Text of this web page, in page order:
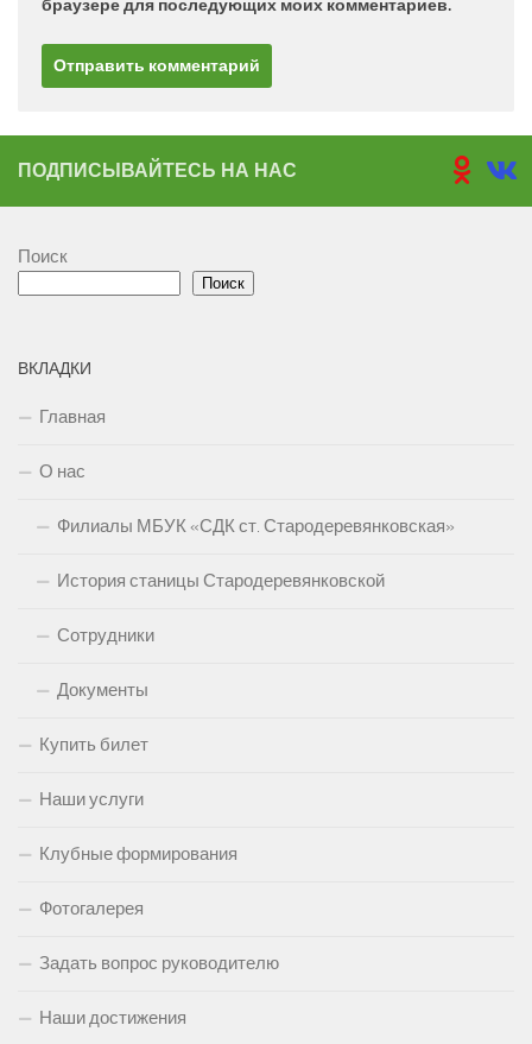
браузере для последующих моих комментариев.
ПОДПИСЫВАЙТЕСЬ НА НАС
Поиск
Поиск
ВКЛАДКИ
Главная
О нас
Филиалы МБУК «СДК ст. Стародеревянковская»
История станицы Стародеревянковской
Сотрудники
Документы
Купить билет
Наши услуги
Клубные формирования
Фотогалерея
Задать вопрос руководителю
Наши достижения